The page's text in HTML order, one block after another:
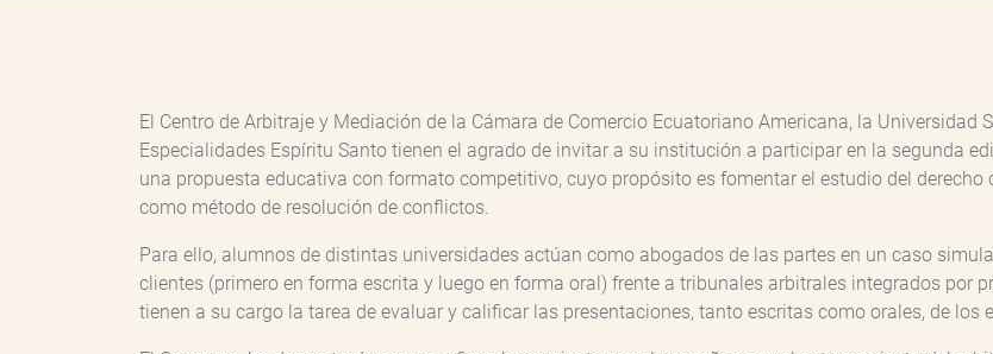
El Centro de Arbitraje y Mediación de la Cámara de Comercio Ecuatoriano Americana, la Universidad
Especialidades Espíritu Santo tienen el agrado de invitar a su institución a participar en la segunda
una propuesta educativa con formato competitivo, cuyo propósito es fomentar el estudio del
como método de resolución de conflictos.
Para ello, alumnos de distintas universidades actúan como abogados de las partes en un caso
clientes (primero en forma escrita y luego en forma oral) frente a tribunales arbitrales integrados por
tienen a su cargo la tarea de evaluar y calificar las presentaciones, tanto escritas como orales, de los